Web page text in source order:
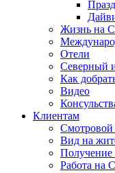
Жизнь на
Отели
Северный
Как
Видео
Клиентам
Смотровой
Вид на
Получение
Работа на